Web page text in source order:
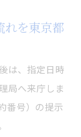
れを東京都
は、指定日時
局へ来庁しま
番号）の提示